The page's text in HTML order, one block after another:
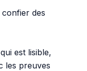
confier des
est lisible,
les preuves